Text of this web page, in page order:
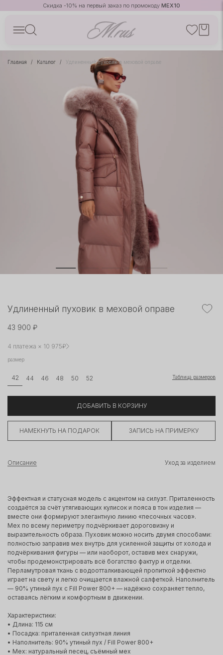
Скидка -10% на первый заказ по промокоду MEX10
Главная Каталог Удлиненный пуховик в меховой оправе
Удлиненный пуховик в меховой оправе
43 900 ₽
4 платежа × 10 975₽
размер
42 44 46 48 50 52 Таблица размеров
ДОБАВИТЬ В КОРЗИНУ
НАМЕКНУТЬ НА ПОДАРОК ЗАПИСЬ НА ПРИМЕРКУ
Описание Уход за изделием
Эффектная и статусная модель с акцентом на силуэт. Приталенность
создаётся за счёт утягивающих кулисок и пояса в тон изделия —
вместе они формируют элегантную линию «песочных часов».
Мех по всему периметру подчёркивает дороговизну и
выразительность образа. Пуховик можно носить двумя способами:
полностью заправив мех внутрь для усиленной защиты от холода и
подчёркивания фигуры — или наоборот, оставив мех снаружи,
чтобы продемонстрировать всё богатство фактур и отделки.
Перламутровая ткань с водоотталкивающей пропиткой эффектно
играет на свету и легко очищается влажной салфеткой. Наполнитель
— 90% утиный пух с Fill Power 800+ — надёжно сохраняет тепло,
оставаясь лёгким и комфортным в движении.
Характеристики:
• Длина: 115 см
• Посадка: приталенная силуэтная линия
• Наполнитель: 90% утиный пух / Fill Power 800+
• Мех: натуральный песец, съёмный мех